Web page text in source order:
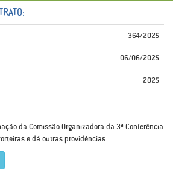
364/2025
06/06/2025
2025
da Comissão Organizadora da 3ª Conferência
e dá outras providências.